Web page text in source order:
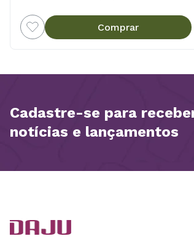
Comprar
Cadastre-se para
notícias e lançamentos